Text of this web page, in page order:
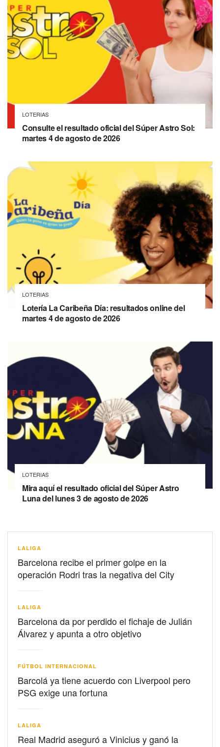
LOTERIAS
Consulte el resultado oficial del Súper Astro Sol:
martes 4 de agosto de 2026
LOTERIAS
Lotería La Caribeña Día: resultados online del
martes 4 de agosto de 2026
LOTERIAS
Mira aquí el resultado oficial del Súper Astro
Luna del lunes 3 de agosto de 2026
LALIGA
Barcelona recibe el primer golpe en la
operación Rodri tras la negativa del City
LALIGA
Barcelona da por perdido el fichaje de Julián
Álvarez y apunta a otro objetivo
FÚTBOL INTERNACIONAL
Barcolá ya tiene acuerdo con Liverpool pero
PSG exige una fortuna
LALIGA
Real Madrid aseguró a Vinicius y ganó la